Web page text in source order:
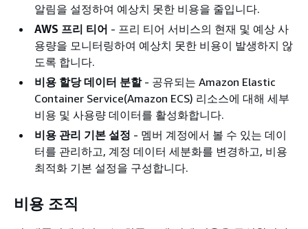
알림을 설정하여 예상치 못한 비용을 줄입니다.
AWS 프리 티어 - 프리 티어 서비스의 현재 및 예상 사
용량을 모니터링하여 예상치 못한 비용이 발생하지 않
도록 합니다.
비용 할당 데이터 분할- 공유되는 Amazon Elastic
Container Service(Amazon ECS) 리소스에 대해 세부
비용 및 사용량 데이터를 활성화합니다.
비용 관리 기본 설정 - 멤버 계정에서 볼 수 있는 데이
터를 관리하고, 계정 데이터 세분화를 변경하고, 비용
최적화 기본 설정을 구성합니다.
비용 조직